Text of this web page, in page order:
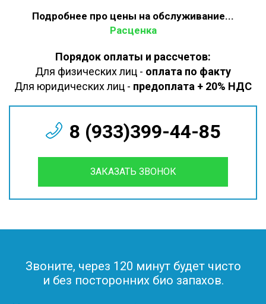
Подробнее про цены на обслуживание...
Расценка
Порядок оплаты и рассчетов:
Для физических лиц - оплата по факту
Для юридических лиц - предоплата + 20% НДС
8 (933)399-44-85
ЗАКАЗАТЬ ЗВОНОК
Звоните, через 120 минут будет чисто
и без посторонних био запахов.